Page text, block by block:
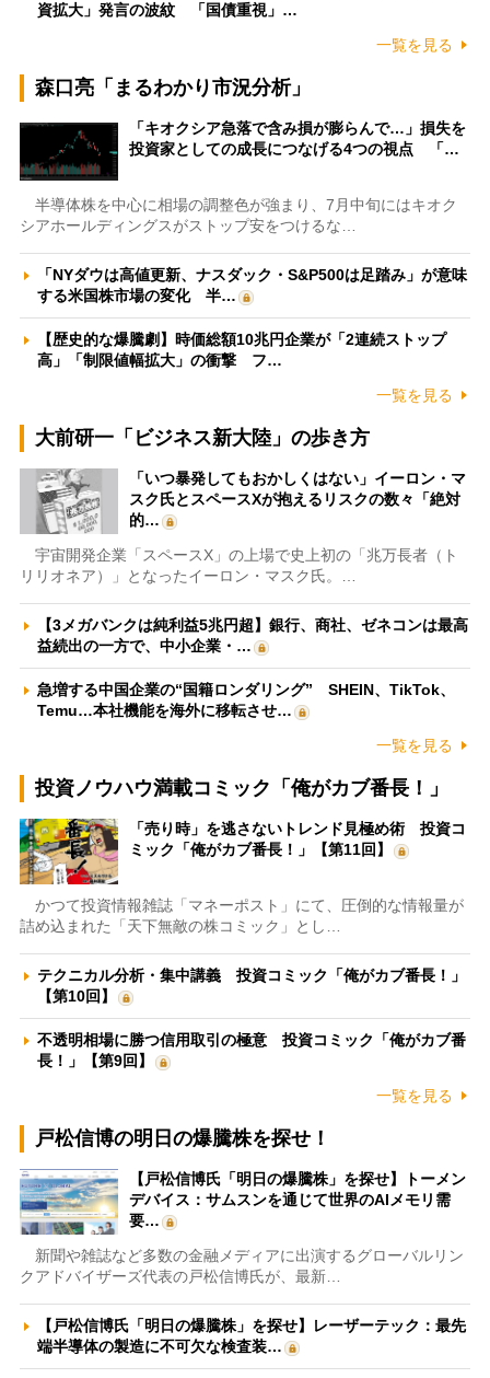
資拡大」発言の波紋 「国債重視」…
一覧を見る
森口亮「まるわかり市況分析」
「キオクシア急落で含み損が膨らんで…」損失を
投資家としての成長につなげる4つの視点 「…
半導体株を中心に相場の調整色が強まり、7月中旬にはキオク
シアホールディングスがストップ安をつけるな…
「NYダウは高値更新、ナスダック・S&P500は足踏み」が意味
する米国株市場の変化 半…
【歴史的な爆騰劇】時価総額10兆円企業が「2連続ストップ
高」「制限値幅拡大」の衝撃 フ…
一覧を見る
大前研一「ビジネス新大陸」の歩き方
「いつ暴発してもおかしくはない」イーロン・マ
スク氏とスペースXが抱えるリスクの数々「絶対
的…
宇宙開発企業「スペースX」の上場で史上初の「兆万長者（ト
リリオネア）」となったイーロン・マスク氏。…
【3メガバンクは純利益5兆円超】銀行、商社、ゼネコンは最高
益続出の一方で、中小企業・…
急増する中国企業の“国籍ロンダリング” SHEIN、TikTok、
Temu…本社機能を海外に移転させ…
一覧を見る
投資ノウハウ満載コミック「俺がカブ番長！」
「売り時」を逃さないトレンド見極め術 投資コ
ミック「俺がカブ番長！」【第11回】
かつて投資情報雑誌「マネーポスト」にて、圧倒的な情報量が
詰め込まれた「天下無敵の株コミック」とし…
テクニカル分析・集中講義 投資コミック「俺がカブ番長！」
【第10回】
不透明相場に勝つ信用取引の極意 投資コミック「俺がカブ番
長！」【第9回】
一覧を見る
戸松信博の明日の爆騰株を探せ！
【戸松信博氏「明日の爆騰株」を探せ】トーメン
デバイス：サムスンを通じて世界のAIメモリ需
要…
新聞や雑誌など多数の金融メディアに出演するグローバルリン
クアドバイザーズ代表の戸松信博氏が、最新…
【戸松信博氏「明日の爆騰株」を探せ】レーザーテック：最先
端半導体の製造に不可欠な検査装…